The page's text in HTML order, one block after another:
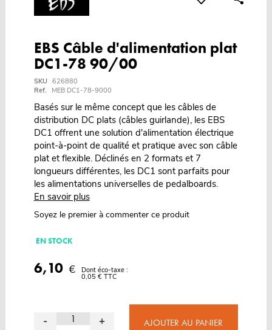
EBS Câble d'alimentation plat
DC1-78 90/00
SKU 626880
Ref.
MEB DC1-78-9000
Basés sur le même concept que les câbles de
distribution DC plats (câbles guirlande), les EBS
DC1 offrent une solution d'alimentation électrique
point-à-point de qualité et pratique avec son câble
plat et flexible. Déclinés en 2 formats et 7
longueurs différentes, les DC1 sont parfaits pour
les alimentations universelles de pedalboards.
En savoir plus
Soyez le premier à commenter ce produit
EN STOCK
6,10 € Dont éco-taxe :
0,05 € TTC
- + AJOUTER AU PANIER